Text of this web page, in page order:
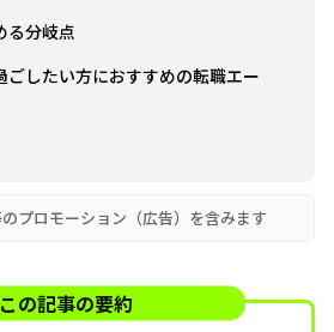
る分岐点
ごしたい方におすすめの転職エー
プロモーション（広告）を含みます
この記事の要約